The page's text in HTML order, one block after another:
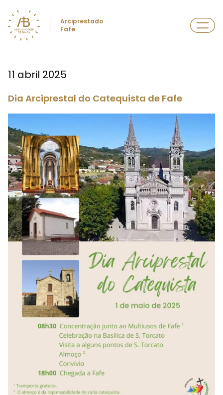
Arciprestado
Fafe
11 abril 2025
Dia Arciprestal do Catequista de Fafe